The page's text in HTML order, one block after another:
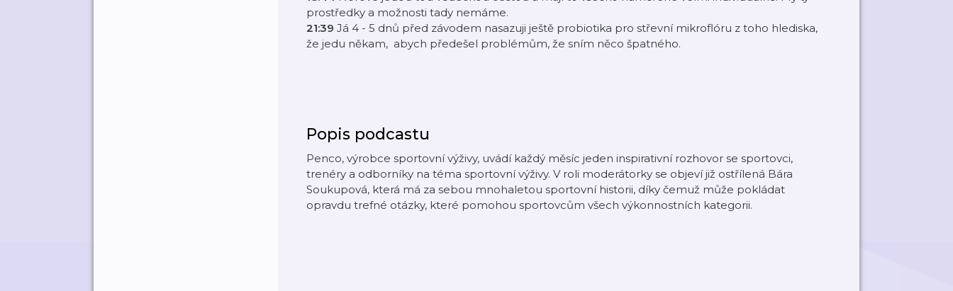
prostředky a možnosti tady nemáme.
21:39 Já 4 - 5 dnů před závodem nasazuji ještě probiotika pro střevní mikroflóru z toho hlediska,
že jedu někam, abych předešel problémům, že sním něco špatného.
Popis podcastu
Penco, výrobce sportovní výživy, uvádí každý měsíc jeden inspirativní rozhovor se sportovci,
trenéry a odborníky na téma sportovní výživy. V roli moderátorky se objeví již ostřílená Bára
Soukupová, která má za sebou mnohaletou sportovní historii, díky čemuž může pokládat
opravdu trefné otázky, které pomohou sportovcům všech výkonnostních kategorii.